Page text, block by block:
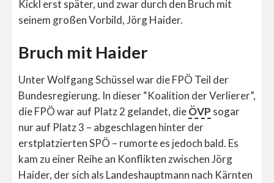
Kickl erst später, und zwar durch den Bruch mit
seinem großen Vorbild, Jörg Haider.
Bruch mit Haider
Unter Wolfgang Schüssel war die FPÖ Teil der
Bundesregierung. In dieser “Koalition der Verlierer”,
die FPÖ war auf Platz 2 gelandet, dieÖVP sogar
nur auf Platz 3 – abgeschlagen hinter der
erstplatzierten SPÖ – rumorte es jedoch bald. Es
kam zu einer Reihe an Konflikten zwischen Jörg
Haider, der sich als Landeshauptmann nach Kärnten